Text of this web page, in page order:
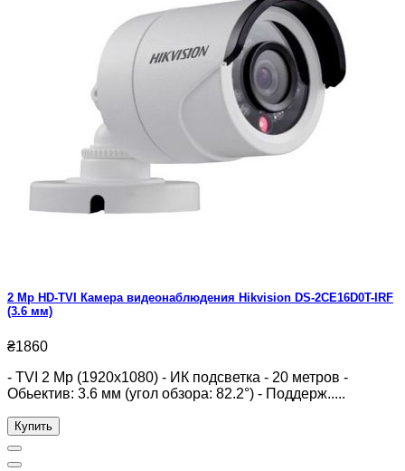
2 Mp HD-TVI Камера видеонаблюдения Hikvision DS-2CE16D0T-IRF
(3.6 мм)
₴1860
- TVI 2 Mp (1920x1080) - ИК подсветка - 20 метров -
Обьектив: 3.6 мм (угол обзора: 82.2°) - Поддерж.....
Купить